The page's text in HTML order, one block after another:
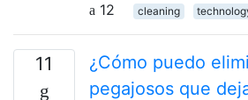
12
cleaning
11
¿Cómo puedo
pegajosos que